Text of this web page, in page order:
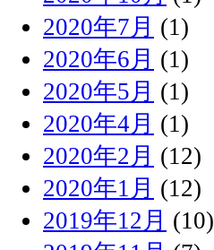
2020年7月 (1)
2020年6月 (1)
2020年5月 (1)
2020年4月 (1)
2020年2月 (12)
2020年1月 (12)
2019年12月 (10)